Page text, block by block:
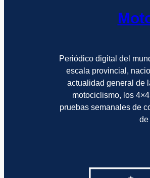
Periódico digital del
escala provincial,
actualidad general de
motociclismo, los
pruebas semanales de
de